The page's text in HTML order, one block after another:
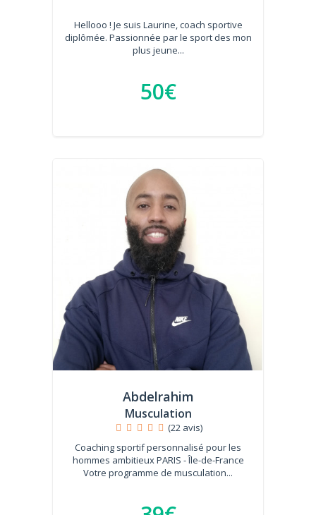
Hellooo ! Je suis Laurine, coach sportive
diplômée. Passionnée par le sport des mon
plus jeune...
50€
Abdelrahim
Musculation
(22 avis)
Coaching sportif personnalisé pour les
hommes ambitieux PARIS - Île-de-France
Votre programme de musculation...